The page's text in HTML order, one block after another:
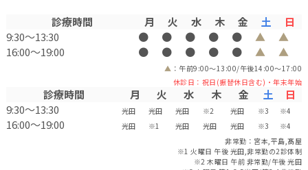
診療時間 月 火 水 木 金 土
日
9:30〜13:30
● ● ● ● ● ▲
▲
16:00〜19:00
● ● ● ● ● ▲ ▲
▲ ：午前9:00～13:00/午後14:00～17:00
休診日：祝日(振替休日含む)・年末年始
診療時間 月 火 水 木 金 土
日
9:30〜13:30
光田 光田 光田 ※2 光田 ※3 ※4
16:00〜19:00 光田 ※1 光田 光田 光田 ※3
※4
非常勤：宮本,平島,髙屋
※1 火曜日 午後 光田,非常勤の2診体制
※2 木曜日 午前 非常勤/午後 光田